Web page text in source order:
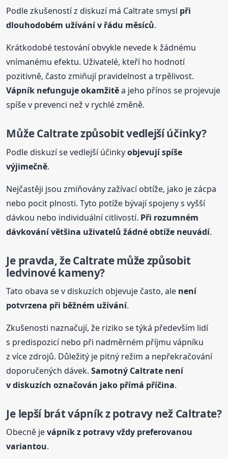
Podle zkušeností z diskuzí má Caltrate smysl při
dlouhodobém užívání v řádu měsíců.
Krátkodobé testování obvykle nevede k žádnému
vnímanému efektu. Uživatelé, kteří ho hodnotí
pozitivně, často zmiňují pravidelnost a trpělivost.
Vápník nefunguje okamžitěa jeho přínos se projevuje
spíše v prevenci než v rychlé změně.
Může Caltrate způsobit vedlejší účinky?
Podle diskuzí se vedlejší účinkyobjevují spíše
výjimečně.
Nejčastěji jsou zmiňovány zažívací obtíže, jako je zácpa
nebo pocit plnosti. Tyto potíže bývají spojeny s vyšší
dávkou nebo individuální citlivostí. Při rozumném
dávkování většina uživatelů žádné obtíže neuvádí.
Je pravda, že Caltrate může způsobit
ledvinové kameny?
Tato obava se v diskuzích objevuje často, ale není
potvrzena při běžném užívání.
Zkušenosti naznačují, že riziko se týká především lidí
s predispozicí nebo při nadměrném příjmu vápníku
z více zdrojů. Důležitý je pitný režim a nepřekračování
doporučených dávek.Samotný Caltrate není
v diskuzích označován jako přímá příčina.
Je lepší brát vápník z potravy než Caltrate?
Obecně jevápník z potravy vždy preferovanou
variantou.